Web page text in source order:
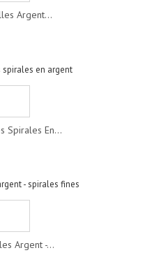
Argent...
Spirales En...
Argent -...